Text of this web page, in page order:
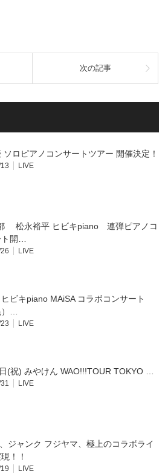
次の記事
ソロピアノコンサートツアー 開催決定！
LIVE
松永裕平 ヒビキpiano 連弾ピアノコ
ト開…
LIVE
ビキpiano MAiSA コラボコンサート
）…
LIVE
(祝) みやけん WAO!!!TOUR TOKYO …
LIVE
ジャンク フジヤマ、極上のコラボライ
！！
LIVE